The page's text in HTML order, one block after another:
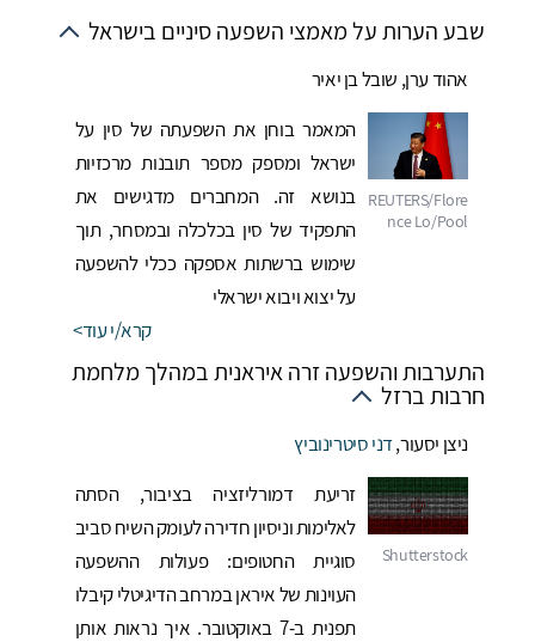
שבע הערות על מאמצי השפעה סיניים בישראל
אהוד ערן, שובל בן יאיר
המאמר בוחן את השפעתה של סין על
ישראל ומספק מספר תובנות מרכזיות
בנושא זה. המחברים מדגישים את
התפקיד של סין בכלכלה ובמסחר, תוך
שימוש ברשתות אספקה ככלי להשפעה
על יצוא ויבוא ישראלי
קרא/י עוד
התערבות והשפעה זרה איראנית במהלך מלחמת
חרבות ברזל
ניצן יסעור,דני סיטרינוביץ
זריעת דמורליזציה בציבור, הסתה
לאלימות וניסיון חדירה לעומק השיח סביב
סוגיית החטופים: פעולות ההשפעה
העוינות של איראן במרחב הדיגיטלי קיבלו
תפנית ב-7 באוקטובר. איך נראות אותן